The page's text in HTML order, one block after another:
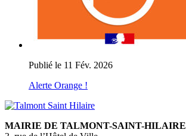
Publié le 11 Fév. 2026
Alerte Orange !
MAIRIE DE TALMONT-SAINT-HILAIRE